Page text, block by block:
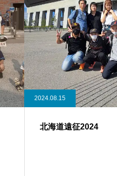
2024.08.15
北海道遠征2024